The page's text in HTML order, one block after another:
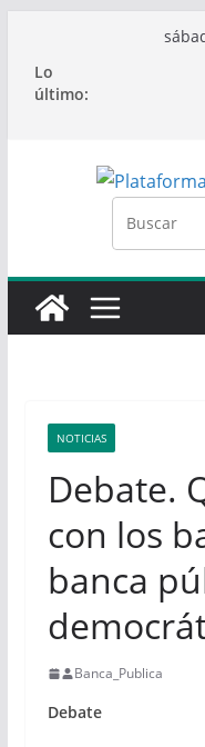
contenido
Lo
último:
NOTICIAS
Debate.
con los
banca
Banca_Publica
Debate